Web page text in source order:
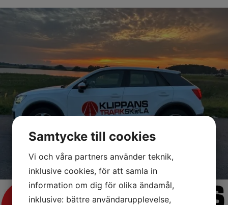
Samtycke till cookies
Vi och våra partners använder teknik,
inklusive cookies, för att samla in
information om dig för olika ändamål,
inklusive: bättre användarupplevelse,